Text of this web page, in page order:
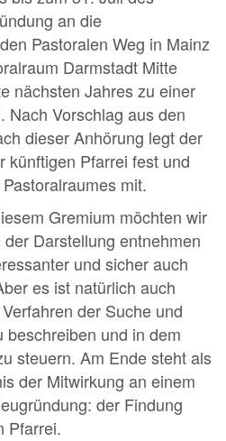
an die
Pastoralen Weg in Mainz
Darmstadt Mitte
nächsten Jahres zu einer
Nach Vorschlag aus den
dieser Anhörung legt der
künftigen Pfarrei fest und
mit.
Gremium möchten wir
Darstellung entnehmen
und sicher auch
es ist natürlich auch
der Suche und
und in dem
steuern. Am Ende steht als
der Mitwirkung an einem
der Findung
Pfarrei.